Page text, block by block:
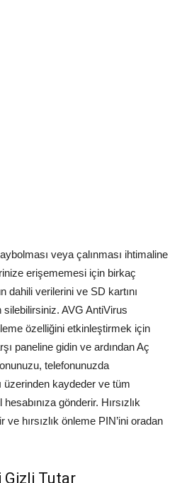
veya çalınması ihtimaline
erişememesi için birkaç
dahili verilerini ve SD kartını
AVG AntiVirus
özelliğini etkinleştirmek için
paneline gidin ve ardından Aç
telefonunuzda
üzerinden kaydeder ve tüm
gönderir. Hırsızlık
ve hırsızlık önleme PIN’ini oradan
Gizli Tutar